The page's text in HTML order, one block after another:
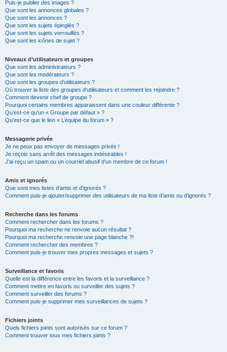
Puis-je publier des images ?
Que sont les annonces globales ?
Que sont les annonces ?
Que sont les sujets épinglés ?
Que sont les sujets verrouillés ?
Que sont les icônes de sujet ?
Niveaux d’utilisateurs et groupes
Que sont les administrateurs ?
Que sont les modérateurs ?
Que sont les groupes d’utilisateurs ?
Où trouver la liste des groupes d’utilisateurs et comment les rejoindre ?
Comment devenir chef de groupe ?
Pourquoi certains membres apparaissent dans une couleur différente ?
Qu’est-ce qu’un « Groupe par défaut » ?
Qu’est-ce que le lien « L’équipe du forum » ?
Messagerie privée
Je ne peux pas envoyer de messages privés !
Je reçois sans arrêt des messages indésirables !
J’ai reçu un spam ou un courriel abusif d’un membre de ce forum !
Amis et ignorés
Que sont mes listes d’amis et d’ignorés ?
Comment puis-je ajouter/supprimer des utilisateurs de ma liste d’amis ou d’ignorés ?
Recherche dans les forums
Comment rechercher dans les forums ?
Pourquoi ma recherche ne renvoie aucun résultat ?
Pourquoi ma recherche renvoie une page blanche ?!
Comment rechercher des membres ?
Comment puis-je trouver mes propres messages et sujets ?
Surveillance et favoris
Quelle est la différence entre les favoris et la surveillance ?
Comment mettre en favoris ou surveiller des sujets ?
Comment surveiller des forums ?
Comment puis-je supprimer mes surveillances de sujets ?
Fichiers joints
Quels fichiers joints sont autorisés sur ce forum ?
Comment trouver tous mes fichiers joints ?